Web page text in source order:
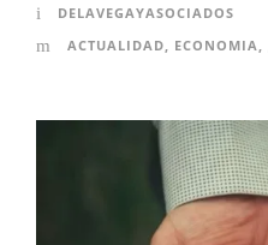
DELAVEGAYASOCIADOS
ACTUALIDAD, ECONOMIA,